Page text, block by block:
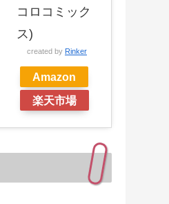
コロコミック
ス)
created by Rinker
Amazon
楽天市場